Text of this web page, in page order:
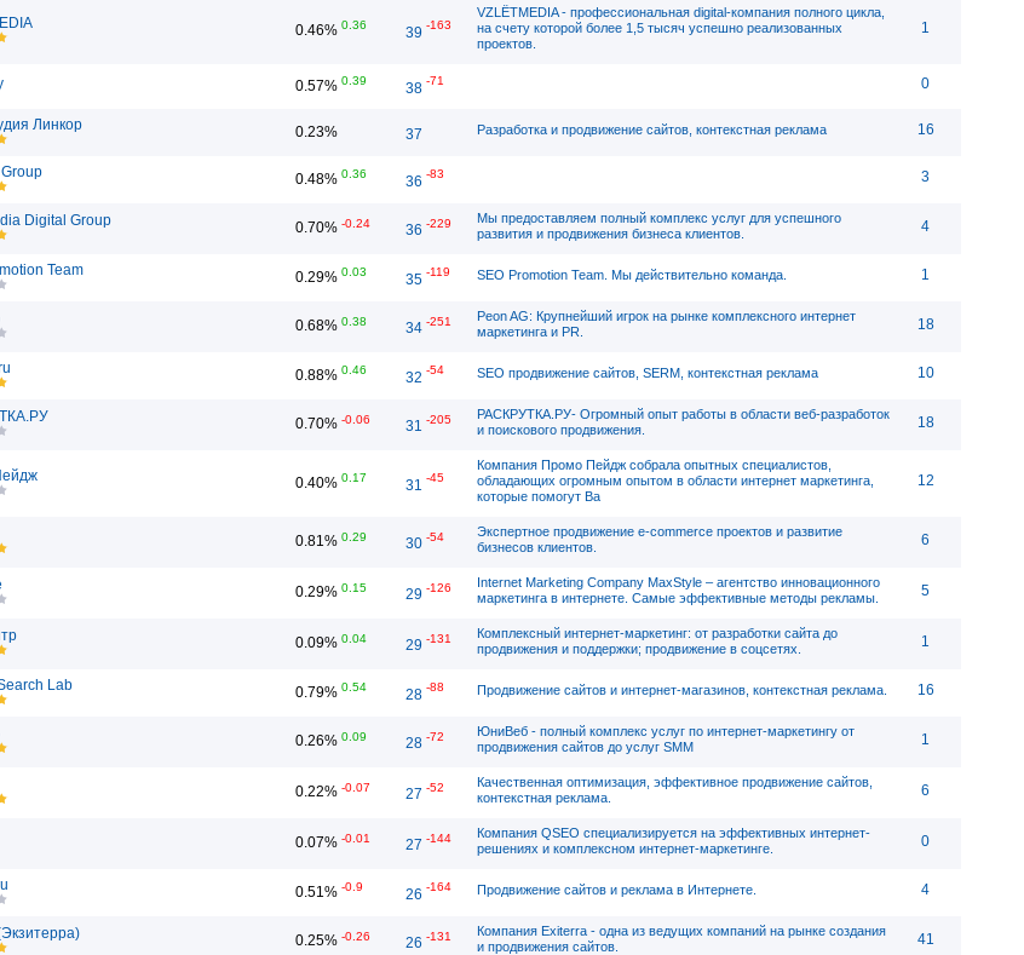
0.46% 0.36 39 -163
VZLЁTMEDIA - профессиональная digital-компания полного цикла,
на счету которой более 1,5 тысяч успешно реализованных
проектов.
1
0.57% 0.39 38 -71 0
Линкор 0.23% 37 Разработка и продвижение сайтов, контекстная реклама 16
0.48% 0.36 36 -83 3
Digital Group 0.70% -0.24 36 -229
Мы предоставляем полный комплекс услуг для успешного
развития и продвижения бизнеса клиентов.
4
Team 0.29% 0.03 35 -119 SEO Promotion Team. Мы действительно команда. 1
0.68% 0.38 34 -251
Peon AG: Крупнейший игрок на рынке комплексного интернет
маркетинга и PR.
18
0.88% 0.46 32 -54 SEO продвижение сайтов, SERM, контекстная реклама 10
0.70% -0.06 31 -205
РАСКРУТКА.РУ- Огромный опыт работы в области веб-разработок
и поискового продвижения.
18
0.40% 0.17 31 -45
Компания Промо Пейдж собрала опытных специалистов,
обладающих огромным опытом в области интернет маркетинга,
которые помогут Ва
12
0.81% 0.29 30 -54
Экспертное продвижение e-commerce проектов и развитие
бизнесов клиентов.
6
0.29% 0.15 29 -126
Internet Marketing Company MaxStyle – агентство инновационного
маркетинга в интернете. Самые эффективные методы рекламы.
5
0.09% 0.04 29 -131
Комплексный интернет-маркетинг: от разработки сайта до
продвижения и поддержки; продвижение в соцсетях.
1
Lab 0.79% 0.54 28 -88 Продвижение сайтов и интернет-магазинов, контекстная реклама. 16
0.26% 0.09 28 -72
ЮниВеб - полный комплекс услуг по интернет-маркетингу от
продвижения сайтов до услуг SMM
1
0.22% -0.07 27 -52
Качественная оптимизация, эффективное продвижение сайтов,
контекстная реклама.
6
0.07% -0.01 27 -144
Компания QSEO специализируется на эффективных интернет-
решениях и комплексном интернет-маркетинге.
0
0.51% -0.9 26 -164 Продвижение сайтов и реклама в Интернете. 4
0.25% -0.26 26 -131
Компания Exiterra - одна из ведущих компаний на рынке создания
и продвижения сайтов.
41